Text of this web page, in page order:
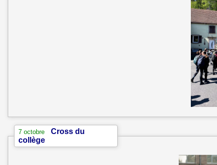
7 octobre
Cross du
collège